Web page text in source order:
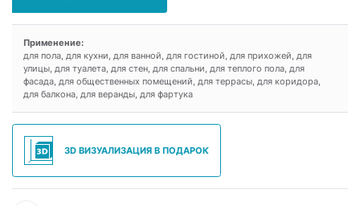
Применение:
для пола, для кухни, для ванной, для гостиной, для прихожей, для
улицы, для туалета, для стен, для спальни, для теплого пола, для
фасада, для общественных помещений, для террасы, для коридора,
для балкона, для веранды, для фартука
3D ВИЗУАЛИЗАЦИЯ В ПОДАРОК